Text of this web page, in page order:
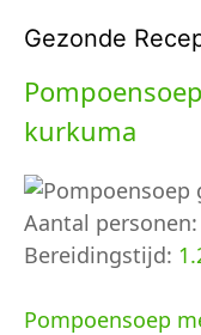
Gezonde
kurkuma
Aantal personen:
Bereidingstijd:
Pompoensoep